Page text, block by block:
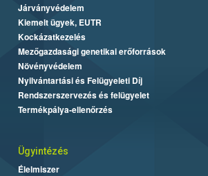
Járványvédelem
Kiemelt ügyek, EUTR
Kockázatkezelés
Mezőgazdasági genetikai erőforrások
Növényvédelem
Nyilvántartási és Felügyeleti Díj
Rendszerszervezés és felügyelet
Termékpálya-ellenőrzés
Ügyintézés
Élelmiszer